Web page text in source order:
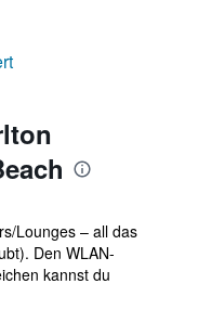
Lounges – all das
Den WLAN-
kannst du